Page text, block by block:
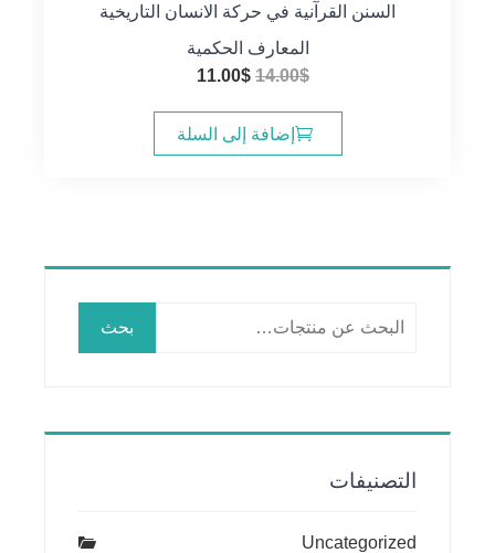
السنن القرآنية في حركة الانسان التاريخية
المعارف الحكمية
14.00$
السعر
هو:
14.00$.
11.00$
هو:
11.00$.
إضافة إلى السلة
بحث
التصنيفات
Uncategorized